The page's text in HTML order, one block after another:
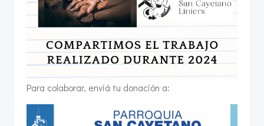
Para colaborar, enviá tu donación a: